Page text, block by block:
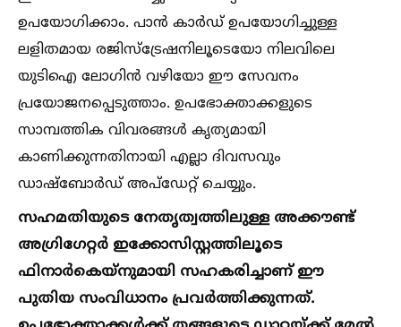
ഉപയോഗിക്കാം. പാന്‍ കാര്‍ഡ് ഉപയോഗിച്ചുള്ള
ലളിതമായ രജിസ്ട്രേഷനിലൂടെയോ നിലവിലെ
യുടിഐ ലോഗിന്‍ വഴിയോ ഈ സേവനം
പ്രയോജനപ്പെടുത്താം. ഉപഭോക്താക്കളുടെ
സാമ്പത്തിക വിവരങ്ങള്‍ കൃത്യമായി
കാണിക്കുന്നതിനായി എല്ലാ ദിവസവും
ഡാഷ്ബോര്‍ഡ് അപ്ഡേറ്റ് ചെയ്യും.
സഹമതിയുടെ നേതൃത്വത്തിലുള്ള അക്കൗണ്ട്
അഗ്രിഗേറ്റര്‍ ഇക്കോസിസ്റ്റത്തിലൂടെ
ഫിനാര്‍കെയ്നുമായി സഹകരിച്ചാണ് ഈ
പുതിയ സംവിധാനം പ്രവര്‍ത്തിക്കുന്നത്.